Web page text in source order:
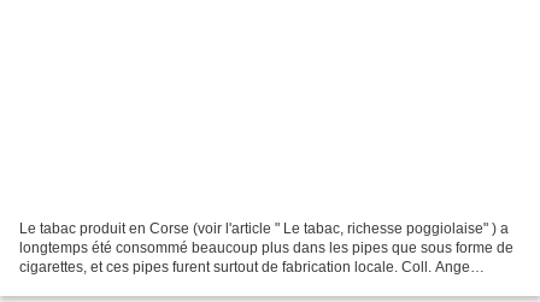
Le tabac produit en Corse (voir l'article " Le tabac, richesse poggiolaise" ) a
longtemps été consommé beaucoup plus dans les pipes que sous forme de
cigarettes, et ces pipes furent surtout de fabrication locale. Coll. Ange